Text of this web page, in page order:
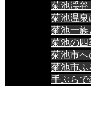
菊池渓谷
菊池温泉
菊池一族
菊池の四
菊池市へ
菊池市ふ
手ぶらで